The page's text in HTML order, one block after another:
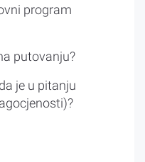
program
putovanju?
je u pitanju